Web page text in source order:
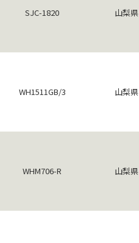
SJC-1820 山梨県
WH1511GB/3 山梨県
WHM706-R 山梨県